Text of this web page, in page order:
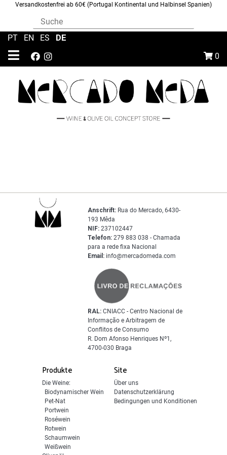
Versandkostenfrei ab 60€ (Portugal Kontinental und Halbinsel Spanien)
0
PT EN ES DE
Produkte
Die Weine:
Biodynamischer Wein
Pet-Nat
Portwein
Roséwein
Rotwein
Schaumwein
Weißwein
Site
Über uns
Datenschutzerklärung
Bedingungen und Konditionen
Anschrift: Rua do Mercado, 6430-
193 Mêda
NIF: 237102447
Telefon: 279 883 038 - Chamada
para a rede fixa Nacional
Email: info@mercadomeda.com
RAL: CNIACC - Centro Nacional de
Informação e Arbitragem de
Conflitos de Consumo
R. Dom Afonso Henriques Nº1,
4700-030 Braga